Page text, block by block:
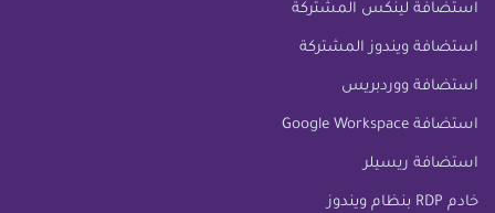
استضافة لينكس المشتركة
استضافة ويندوز المشتركة
استضافة ووردبريس
استضافة Google Workspace
استضافة ريسيلر
خادم RDP بنظام ويندوز